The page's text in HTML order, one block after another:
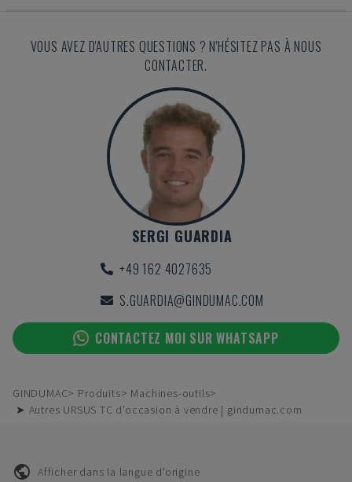
VOUS AVEZ D'AUTRES QUESTIONS ? N'HÉSITEZ PAS À NOUS
CONTACTER.
SERGI GUARDIA
+49 162 4027635
S.GUARDIA@GINDUMAC.COM
CONTACTEZ MOI SUR WHATSAPP
GINDUMAC Produits
Machines-outils
➤ Autres URSUS TC d'occasion à vendre | gindumac.com
Afficher dans la langue d'origine